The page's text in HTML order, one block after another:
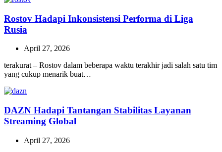
Rostov Hadapi Inkonsistensi Performa di Liga
Rusia
April 27, 2026
terakurat – Rostov dalam beberapa waktu terakhir jadi salah satu tim
yang cukup menarik buat…
DAZN Hadapi Tantangan Stabilitas Layanan
Streaming Global
April 27, 2026